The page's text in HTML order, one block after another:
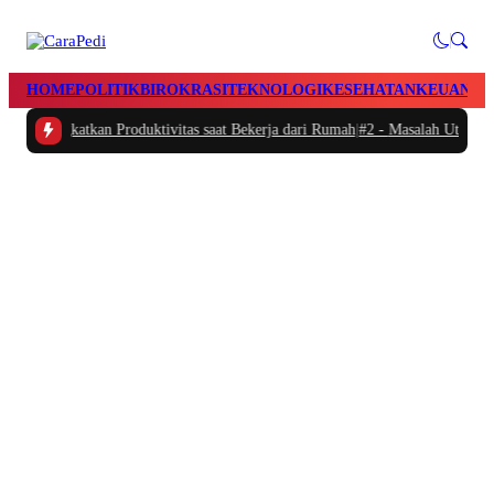
HOMEPOLITIKBIROKRASITEKNOLOGIKESEHATAN
Produktivitas saat Bekerja dari Rumah|#2 -Masalah Utama